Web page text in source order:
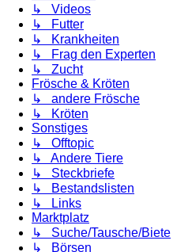
↳ Videos
↳ Futter
↳ Krankheiten
↳ Frag den Experten
↳ Zucht
Frösche & Kröten
↳ andere Frösche
↳ Kröten
Sonstiges
↳ Offtopic
↳ Andere Tiere
↳ Steckbriefe
↳ Bestandslisten
↳ Links
Marktplatz
↳ Suche/Tausche/Biete
↳ Börsen